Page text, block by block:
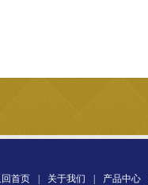
首页 关于我们 产品中心